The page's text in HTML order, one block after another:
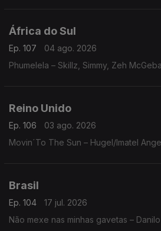
África do Sul
Ep. 107
04 ago. 2026
Phumelela – Skillz, Simmy, Zeh McGeba
Reino Unido
Ep. 106
03 ago. 2026
Movin´To The Sun – Hugel/Imatel
Brasil
Ep. 104
17 jul. 2026
Não mexe nas minhas gavetas –